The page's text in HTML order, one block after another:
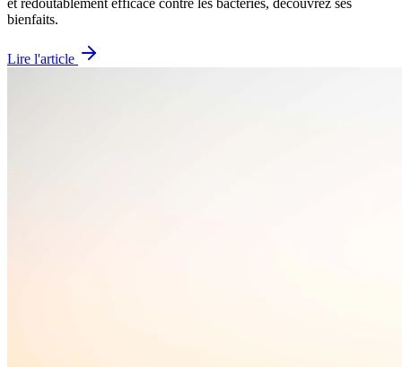
et redoutablement efficace contre les bactéries, découvrez ses
bienfaits.
Lire l'article